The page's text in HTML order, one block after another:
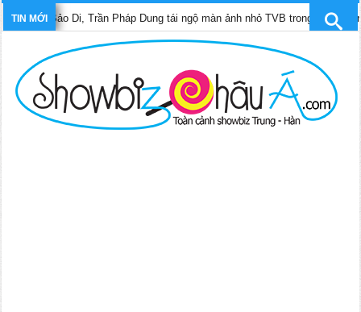
TIN MỚI
Di, Trần Pháp Dung tái ngộ màn ảnh nhỏ TVB trong phim “Trinh sát hình sự